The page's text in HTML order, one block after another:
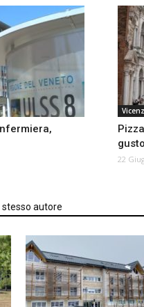
22
stesso autore